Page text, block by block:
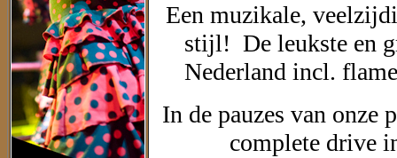
Een muzikale,
stijl! De leukste en
Nederland incl.
In de pauzes van onze
complete drive